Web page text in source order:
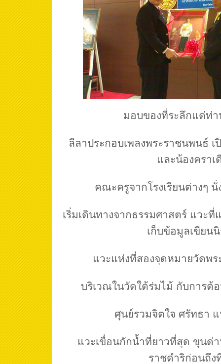
มอบของที่ระลึกแด่ท่า
ลีลาประกอบเพลงพระราชนพนธ์ เ
และน้องคราเ
คณะครูจากโรงเรียนต่างๆ
เริ่มเดินทางจากธรรมศาสตร์ แวะ
เก็บข้อมูลเขียน
แวะแห่งที่สองจุดหมายวัดพ
บริเวณในวัดใต้ร่มไม้ กับการต้
ศุนย์รวมจิตใจ ศรัทธา
แวะเขื่อนกักน้ำที่ยาวที่สุด ขุนด่
ราชดำริก่อนถึง